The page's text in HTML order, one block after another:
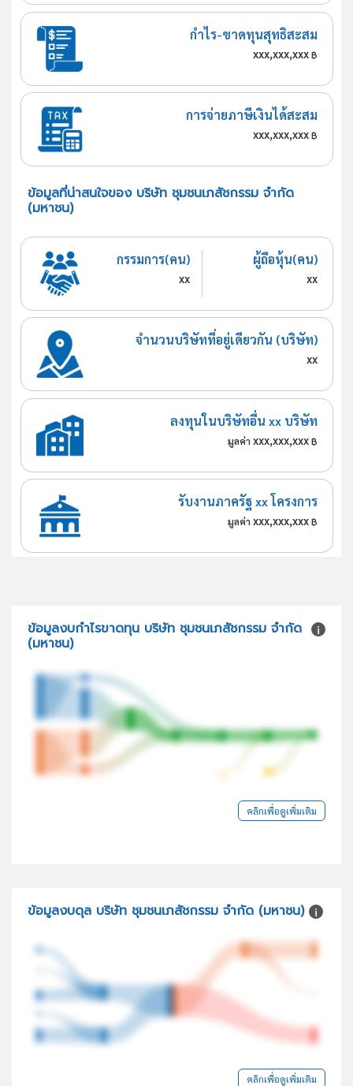
กำไร-ขาดทุนสุทธิสะสม
xxx,xxx,xxx฿
การจ่ายภาษีเงินได้สะสม
xxx,xxx,xxx฿
ข้อมูลที่น่าสนใจของ บริษัท ชุมชนเภสัชกรรม จำกัด
(มหาชน)
กรรมการ(คน)
xx
ผู้ถือหุ้น(คน)
xx
จำนวนบริษัทที่อยู่เดียวกัน (บริษัท)
xx
ลงทุนในบริษัทอื่น xx บริษัท
มูลค่า xxx,xxx,xxx ฿
รับงานภาครัฐ xx โครงการ
มูลค่า xxx,xxx,xxx ฿
ข้อมูลงบกำไรขาดทุน บริษัท ชุมชนเภสัชกรรม จำกัด
(มหาชน)
คลิกเพื่อดูเพิ่มเติม
ข้อมูลงบดุล บริษัท ชุมชนเภสัชกรรม จำกัด (มหาชน)
คลิกเพื่อดูเพิ่มเติม